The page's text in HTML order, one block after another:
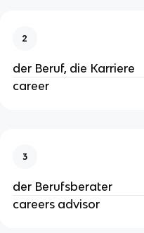
2
der Beruf, die Karriere
career
3
der Berufsberater
careers advisor